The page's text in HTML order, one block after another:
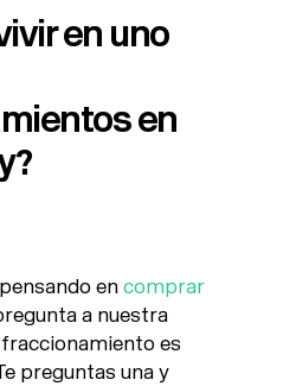
en uno
en
en comprar
a nuestra
es
preguntas una y